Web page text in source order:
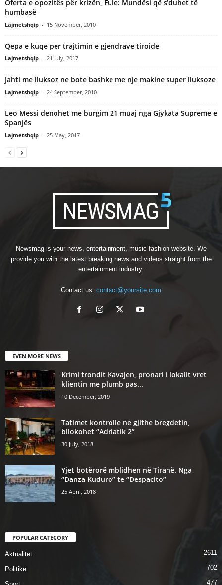
Oferta e opozitës për krizën, Fule: Mundësi që s’duhet të
humbasë
Lajmetshqip - 15 November, 2010
Qepa e kuqe per trajtimin e gjendrave tiroide
Lajmetshqip - 21 July, 2017
Jahti me lluksoz ne bote bashke me nje makine super lluksoze
Lajmetshqip - 24 September, 2010
Leo Messi denohet me burgim 21 muaj nga Gjykata Supreme e
Spanjës
Lajmetshqip - 25 May, 2017
Newsmag is your news, entertainment, music fashion website. We
provide you with the latest breaking news and videos straight from the
entertainment industry.
Contact us: contact@yoursite.com
EVEN MORE NEWS
Krimi trondit Kavajen, pronari i lokalit vret
klientin me plumb pas...
10 December, 2019
Tatimet kontrolle ne gjithe bregdetin,
bllokohet “Adriatik 2”
30 July, 2018
Yjet botërorë mblidhen në Tiranë. Nga
“Danza Kuduro” te “Despacito”
25 April, 2018
POPULAR CATEGORY
Aktualitet 2611
Politike 702
477